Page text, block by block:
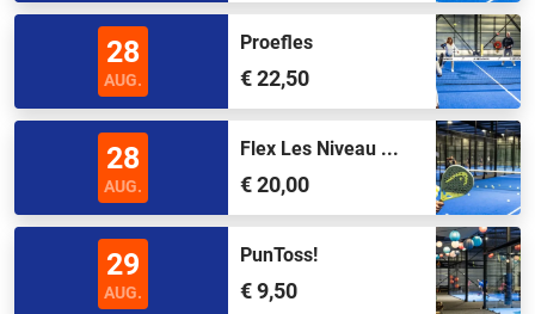
28
AUG.
Proefles
€ 22,50
28
AUG.
Flex Les Niveau ...
€ 20,00
29
AUG.
PunToss!
€ 9,50